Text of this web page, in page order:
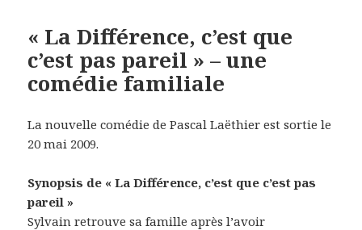
« La Différence, c’est que
c’est pas pareil » – une
comédie familiale
La nouvelle comédie de Pascal Laëthier est sortie le
20 mai 2009.
Synopsis de « La Différence, c’est que c’est pas
pareil »
Sylvain retrouve sa famille après l’avoir